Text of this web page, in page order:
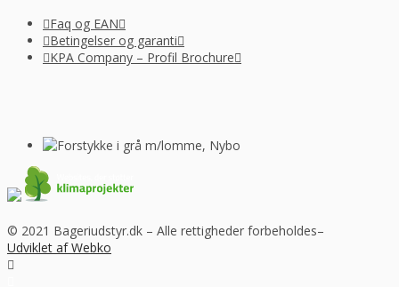
Faq og EAN
Betingelser og garanti
KPA Company – Profil Brochure
© 2021 Bageriudstyr.dk – Alle rettigheder forbeholdes–
Udviklet af Webko